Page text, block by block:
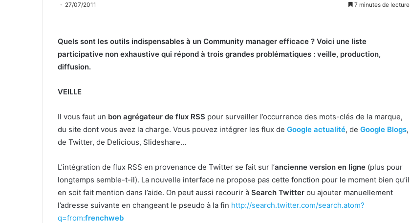
27/07/2011 7 minutes de lecture
Quels sont les outils indispensables à un Community manager efficace ? Voici une liste
participative non exhaustive qui répond à trois grandes problématiques : veille, production,
diffusion.
VEILLE
Il vous faut un bon agrégateur de flux RSS pour surveiller l’occurrence des mots-clés de la marque,
du site dont vous avez la charge. Vous pouvez intégrer les flux de Google actualité, de Google Blogs,
de Twitter, de Delicious, Slideshare…
L’intégration de flux RSS en provenance de Twitter se fait sur l’ancienne version en ligne (plus pour
longtemps semble-t-il). La nouvelle interface ne propose pas cette fonction pour le moment bien qu’il
en soit fait mention dans l’aide. On peut aussi recourir à Search Twitter ou ajouter manuellement
l’adresse suivante en changeant le pseudo à la fin http://search.twitter.com/search.atom?
q=from:frenchweb